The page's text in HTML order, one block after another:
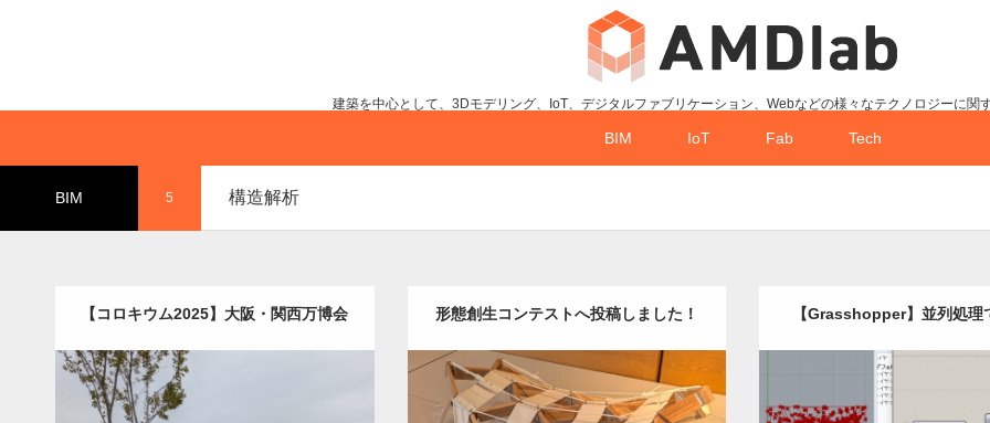
建築を中心として、3Dモデリング、IoT、デジタルファブリケーション、Webなどの様々なテクノロジーに関
BIM IoT Fab Tech
BIM 5 構造解析
【コロキウム2025】大阪・関西万博会
場の見学会に行ってきました！
Update:
形態創生コンテストへ投稿しました！
Update:2024.11.27
【Grasshopper】並列処理
Update: